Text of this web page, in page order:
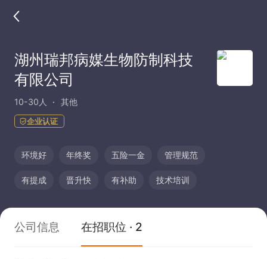
湖州瑞邦病媒生物防制科技
有限公司
10-30人 其他
企业认证
环境好 年终奖 五险一金 管理规范
有提成 晋升快 有补助 技术培训
公司信息 在招职位 · 2